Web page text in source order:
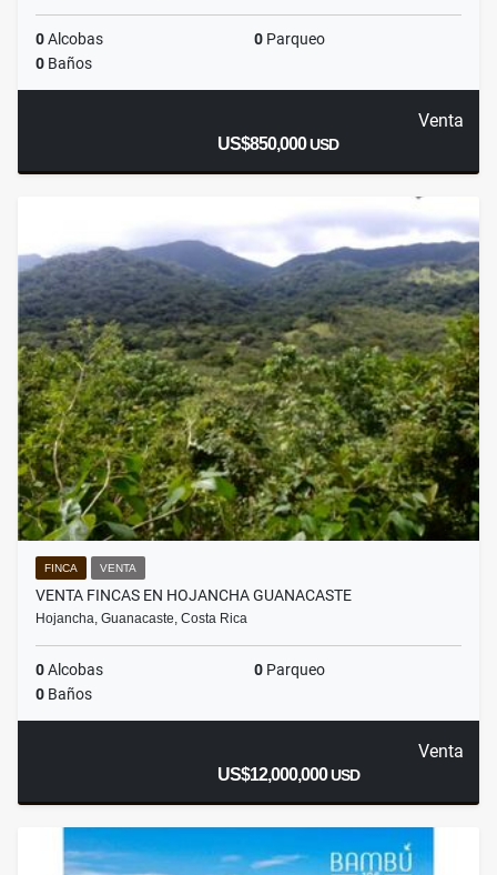
0Alcobas 0 Parqueo
0 Baños
Venta
US$850,000USD
FINCA VENTA
VENTA FINCAS EN HOJANCHA GUANACASTE
Hojancha, Guanacaste, Costa Rica
0Alcobas 0 Parqueo
0 Baños
Venta
US$12,000,000USD